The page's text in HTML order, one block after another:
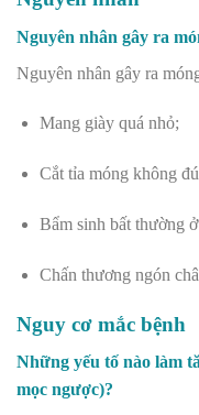
Nguyên nhân gây ra
Nguyên nhân gây ra
Mang giày quá nhỏ;
Cắt tỉa móng không
Bẩm sinh bất thường
Chấn thương ngón
Nguy cơ mắc bệnh
Những yếu tố nào làm
mọc ngược)?